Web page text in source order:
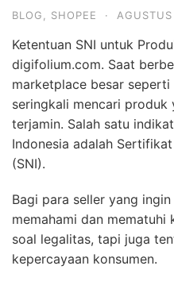
BLOG SHOPEE ·
Ketentuan SNI untuk
digifolium.com. Saat
marketplace besar seperti
seringkali mencari produk
terjamin. Salah satu
Indonesia adalah
(SNI).
Bagi para seller yang
memahami dan mematuhi
soal legalitas, tapi juga
kepercayaan konsumen.